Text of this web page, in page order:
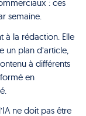
: ces
semaine.
à la rédaction. Elle
un plan d’article,
à différents
en
ne doit pas être